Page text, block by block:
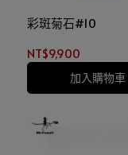
彩斑菊石#10
NT$9,900
加入購物車